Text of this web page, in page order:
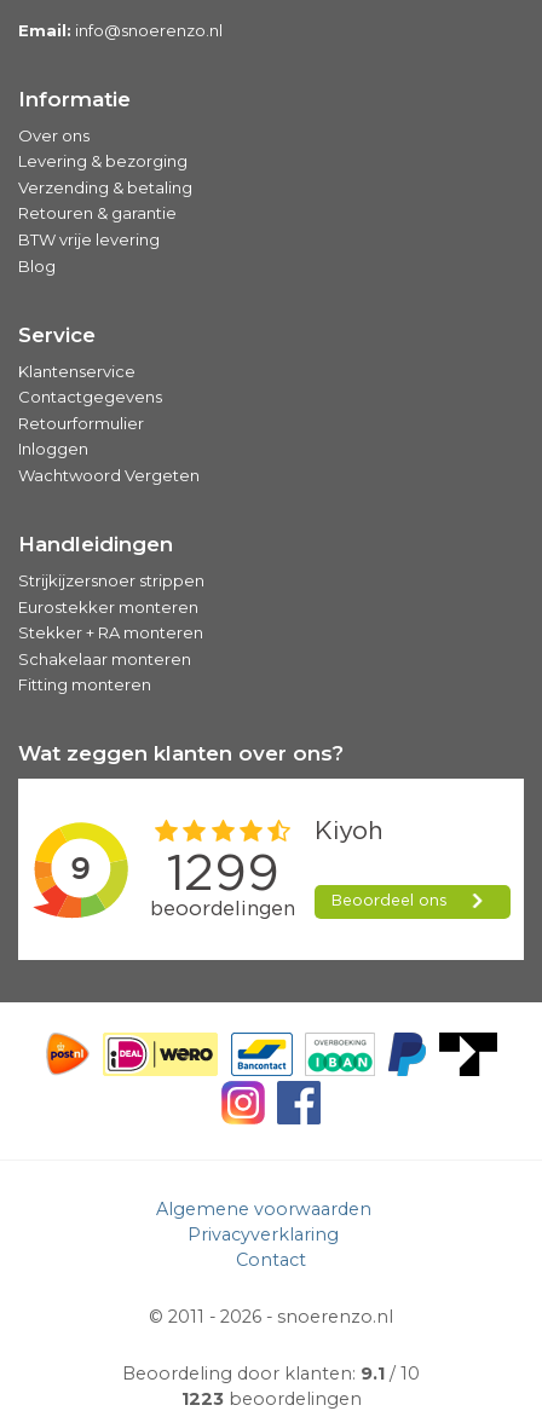
Email: info@snoerenzo.nl
Informatie
Over ons
Levering & bezorging
Verzending & betaling
Retouren & garantie
BTW vrije levering
Blog
Service
Klantenservice
Contactgegevens
Retourformulier
Inloggen
Wachtwoord Vergeten
Handleidingen
Strijkijzersnoer strippen
Eurostekker monteren
Stekker + RA monteren
Schakelaar monteren
Fitting monteren
Wat zeggen klanten over ons?
Algemene voorwaarden
Privacyverklaring
Contact
© 2011 - 2026 - snoerenzo.nl
Beoordeling door klanten: 9.1 / 10
1223beoordelingen